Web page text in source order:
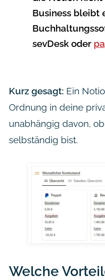
Business bleibt
sevDesk oder
Kurz gesagt: Ein
Ordnung in deine
unabhängig davon,
selbständig bist.
Welche